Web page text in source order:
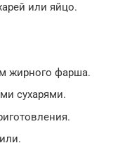
или яйцо.
жирного фарша.
сухарями.